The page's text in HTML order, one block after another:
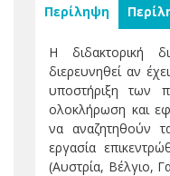
Περίληψη
Η διδακτορική
διερευνηθεί αν
υποστήριξη των
ολοκλήρωση και
να αναζητηθούν
εργασία
(Αυστρία, Βέλγιο,